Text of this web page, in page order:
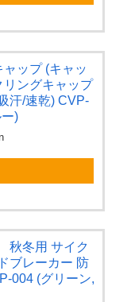
ップ (キャッ
リングキャップ
汗/速乾) CVP-
)
秋冬用 サイク
ブレーカー 防
004 (グリーン,